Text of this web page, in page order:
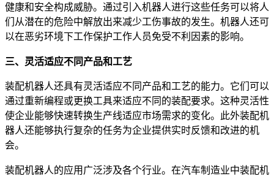
健康和安全构成威胁。通过引入机器人进行这些任务可以将人
们从潜在的危险中解放出来减少工伤事故的发生。机器人还可
以在恶劣环境下工作保护工作人员免受不利因素的影响。
三、 灵活适应不同产品和工艺
装配机器人还具有灵活适应不同产品和工艺的能力。它们可以
通过重新编程或更换工具来适应不同的装配要求。这种灵活性
使企业能够快速转换生产线适应市场需求的变化。此外装配机
器人还能够执行复杂的任务为企业提供实时反馈和改进的机
会。
装配机器人的应用广泛涉及各个行业。在汽车制造业中装配机